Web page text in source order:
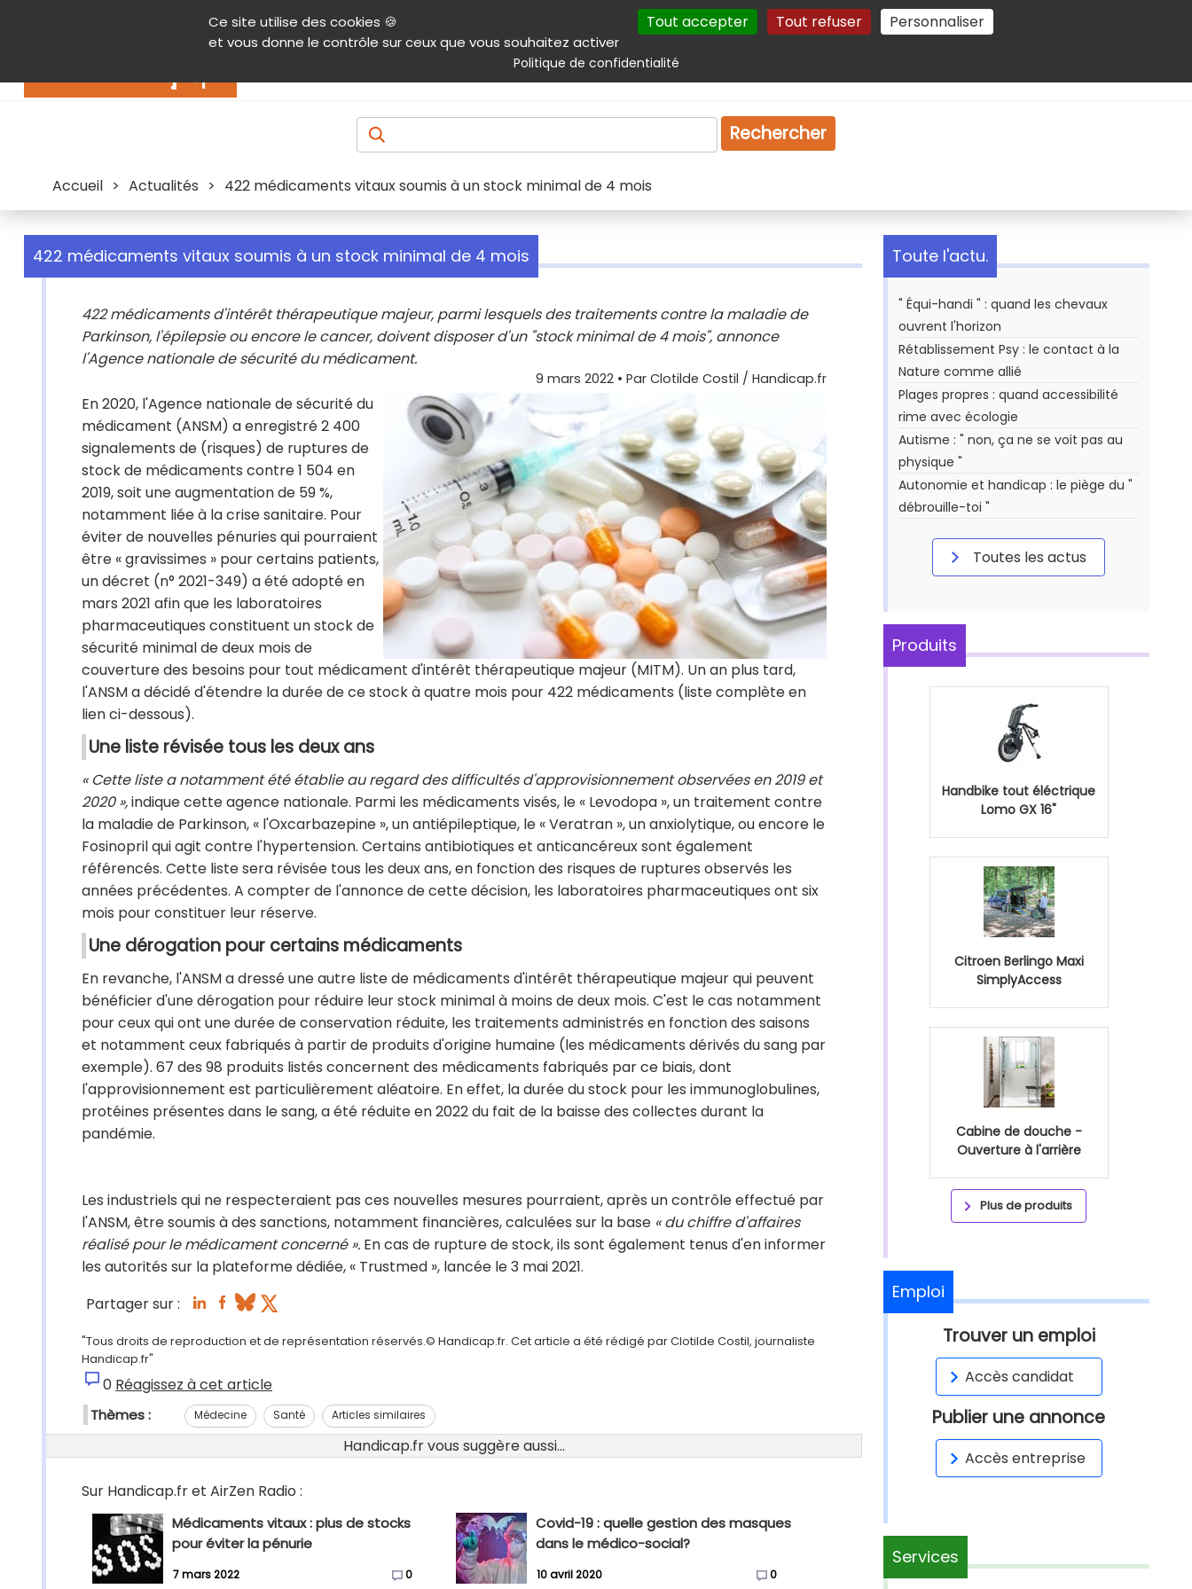
Ce site utilise des cookies 🍪
et vous donne le contrôle sur ceux que vous souhaitez activer
Tout accepter Tout refuser Personnaliser
Politique de confidentialité
Contenu Aide et accessibilité Menu principal Autres services Plan du site Gestion des cookies
Produits & services Emploi Droit
Rechercher
Accueil > Actualités > 422 médicaments vitaux soumis à un stock minimal de 4 mois
422 médicaments vitaux soumis à un stock minimal de 4 mois
422 médicaments d'intérêt thérapeutique majeur, parmi lesquels des traitements contre la maladie de
Parkinson, l'épilepsie ou encore le cancer, doivent disposer d'un "stock minimal de 4 mois", annonce
l'Agence nationale de sécurité du médicament.
9 mars 2022 • Par Clotilde Costil / Handicap.fr
En 2020, l'Agence nationale de sécurité du
médicament (ANSM) a enregistré 2 400
signalements de (risques) de ruptures de
stock de médicaments contre 1 504 en
2019, soit une augmentation de 59 %,
notamment liée à la crise sanitaire. Pour
éviter de nouvelles pénuries qui pourraient
être « gravissimes » pour certains patients,
un décret (n° 2021-349) a été adopté en
mars 2021 afin que les laboratoires
pharmaceutiques constituent un stock de
sécurité minimal de deux mois de
couverture des besoins pour tout médicament d'intérêt thérapeutique majeur (MITM). Un an plus tard,
l'ANSM a décidé d'étendre la durée de ce stock à quatre mois pour 422 médicaments (liste complète en
lien ci-dessous).
Une liste révisée tous les deux ans
« Cette liste a notamment été établie au regard des difficultés d'approvisionnement observées en 2019 et
2020 »,indique cette agence nationale. Parmi les médicaments visés, le « Levodopa », un traitement contre
la maladie de Parkinson, « l'Oxcarbazepine », un antiépileptique, le « Veratran », un anxiolytique, ou encore le
Fosinopril qui agit contre l'hypertension. Certains antibiotiques et anticancéreux sont également
référencés. Cette liste sera révisée tous les deux ans, en fonction des risques de ruptures observés les
années précédentes. A compter de l'annonce de cette décision, les laboratoires pharmaceutiques ont six
mois pour constituer leur réserve.
Une dérogation pour certains médicaments
En revanche, l'ANSM a dressé une autre liste de médicaments d'intérêt thérapeutique majeur qui peuvent
bénéficier d'une dérogation pour réduire leur stock minimal à moins de deux mois. C'est le cas notamment
pour ceux qui ont une durée de conservation réduite, les traitements administrés en fonction des saisons
et notamment ceux fabriqués à partir de produits d'origine humaine (les médicaments dérivés du sang par
exemple). 67 des 98 produits listés concernent des médicaments fabriqués par ce biais, dont
l'approvisionnement est particulièrement aléatoire. En effet, la durée du stock pour les immunoglobulines,
protéines présentes dans le sang, a été réduite en 2022 du fait de la baisse des collectes durant la
pandémie.
Les industriels qui ne respecteraient pas ces nouvelles mesures pourraient, après un contrôle effectué par
l'ANSM, être soumis à des sanctions, notamment financières, calculées sur la base « du chiffre d'affaires
réalisé pour le médicament concerné ». En cas de rupture de stock, ils sont également tenus d'en informer
les autorités sur la plateforme dédiée, « Trustmed », lancée le 3 mai 2021.
Partager sur :
"Tous droits de reproduction et de représentation réservés.© Handicap.fr. Cet article a été rédigé par Clotilde Costil, journaliste
Handicap.fr"
0 Réagissez à cet article
Thèmes : Médecine Santé Articles similaires
Handicap.fr vous suggère aussi...
Sur Handicap.fr et AirZen Radio :
Médicaments vitaux : plus de stocks
pour éviter la pénurie
7 mars 2022 0
Covid-19 : quelle gestion des masques
dans le médico-social?
10 avril 2020 0
Toute l'actu.
" Équi-handi " : quand les chevaux
ouvrent l'horizon
Rétablissement Psy : le contact à la
Nature comme allié
Plages propres : quand accessibilité
rime avec écologie
Autisme : " non, ça ne se voit pas au
physique "
Autonomie et handicap : le piège du "
débrouille-toi "
Toutes les actus
Produits
Handbike tout éléctrique
Lomo GX 16"
Citroen Berlingo Maxi
SimplyAccess
Cabine de douche -
Ouverture à l'arrière
Plus de produits
Emploi
Trouver un emploi
Accès candidat
Publier une annonce
Accès entreprise
Services